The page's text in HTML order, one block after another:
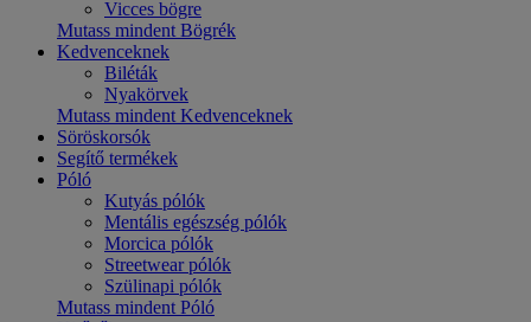
Vicces bögre
Mutass mindent Bögrék
Kedvenceknek
Biléták
Nyakörvek
Mutass mindent Kedvenceknek
Söröskorsók
Segítő termékek
Póló
Kutyás pólók
Mentális egészség pólók
Morcica pólók
Streetwear pólók
Szülinapi pólók
Mutass mindent Póló